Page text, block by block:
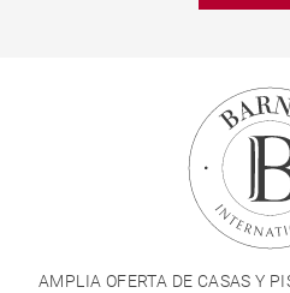
AMPLIA OFERTA DE CASAS Y